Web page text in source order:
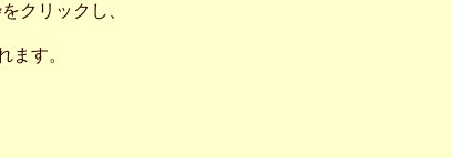
クリックし、
ます。